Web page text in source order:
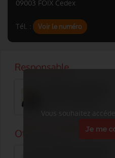
09003 FOIX Cedex
Tél. : Voir le numéro
Vous souhaitez
Je me